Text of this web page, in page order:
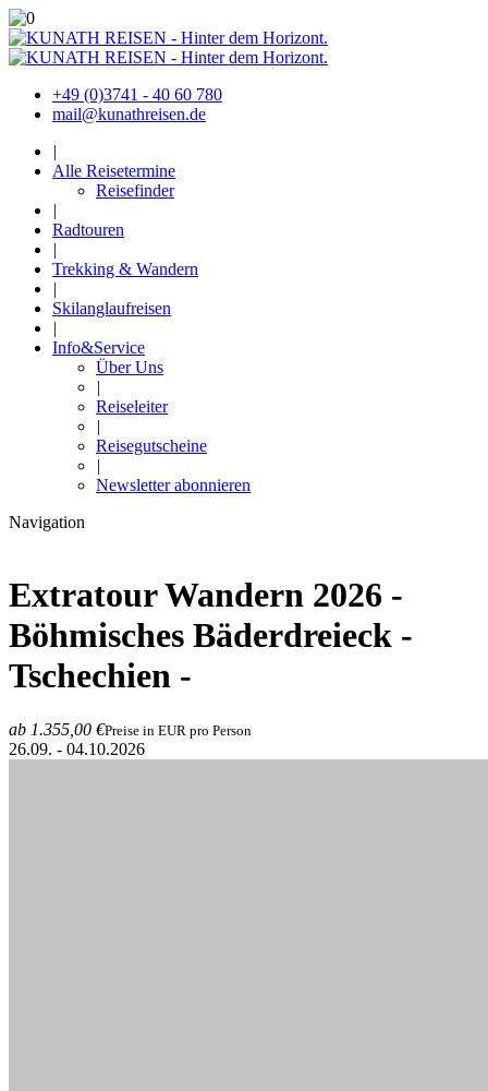
+49 (0)3741 - 40 60 780
mail@kunathreisen.de
|
Alle Reisetermine
Reisefinder
|
Radtouren
|
Trekking & Wandern
|
Skilanglaufreisen
|
Info&Service
Über Uns
|
Reiseleiter
|
Reisegutscheine
|
Newsletter abonnieren
Navigation
Extratour Wandern 2026 -
Böhmisches Bäderdreieck -
Tschechien -
ab 1.355,00 €Preise in EUR pro Person
26.09. - 04.10.2026